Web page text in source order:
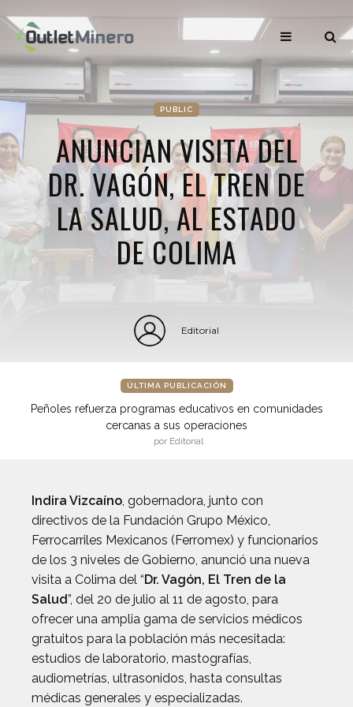
PUBLIC
ANUNCIAN VISITA DEL
DR. VAGÓN, EL TREN DE
LA SALUD, AL ESTADO
DE COLIMA
Editorial
ÚLTIMA PUBLICACIÓN
Peñoles refuerza programas educativos en comunidades
cercanas a sus operaciones
por Editorial
Indira Vizcaíno, gobernadora, junto con
directivos de la Fundación Grupo México,
Ferrocarriles Mexicanos (Ferromex) y funcionarios
de los 3 niveles de Gobierno, anunció una nueva
visita a Colima del “Dr. Vagón, El Tren de la
Salud”, del 20 de julio al 11 de agosto, para
ofrecer una amplia gama de servicios médicos
gratuitos para la población más necesitada:
estudios de laboratorio, mastografías,
audiometrías, ultrasonidos, hasta consultas
médicas generales y especializadas.